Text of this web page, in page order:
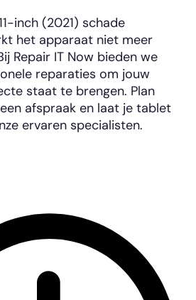
inch (2021) schade
het apparaat niet meer
Repair IT Now bieden we
reparaties om jouw
staat te brengen. Plan
afspraak en laat je tablet
ervaren specialisten.